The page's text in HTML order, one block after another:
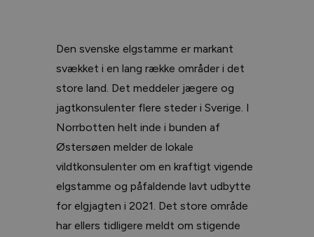
Den svenske elgstamme er markant
svækket i en lang række områder i det
store land. Det meddeler jægere og
jagtkonsulenter flere steder i Sverige. I
Norrbotten helt inde i bunden af
Østersøen melder de lokale
vildtkonsulenter om en kraftigt vigende
elgstamme og påfaldende lavt udbytte
for elgjagten i 2021. Det store område
har ellers tidligere meldt om stigende